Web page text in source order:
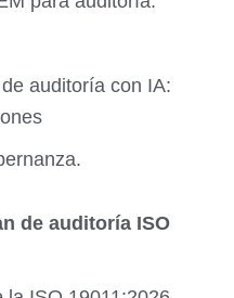
auditoría con IA:
de auditoría ISO